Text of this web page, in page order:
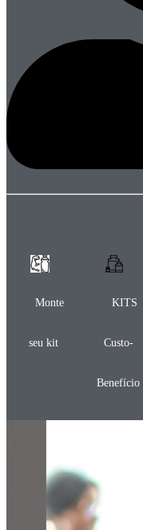
Monte
seu kit
KITS
Custo-
Benefício